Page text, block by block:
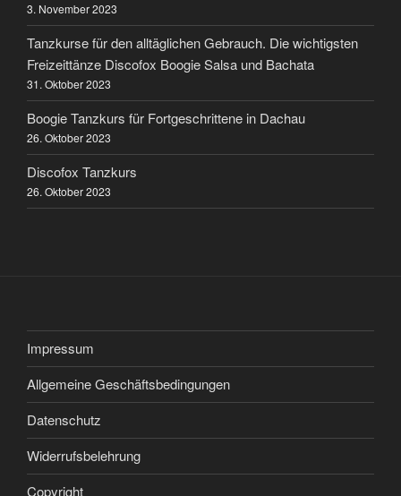
3. November 2023
Tanzkurse für den alltäglichen Gebrauch. Die wichtigsten
Freizeittänze Discofox Boogie Salsa und Bachata
31. Oktober 2023
Boogie Tanzkurs für Fortgeschrittene in Dachau
26. Oktober 2023
Discofox Tanzkurs
26. Oktober 2023
Impressum
Allgemeine Geschäftsbedingungen
Datenschutz
Widerrufsbelehrung
Copyright